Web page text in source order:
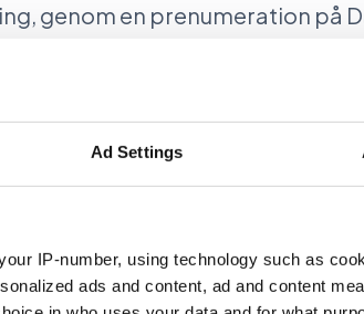
Ad Settings
IP-number, using technology such as
ads and content, ad and content
genom en prenumeration på